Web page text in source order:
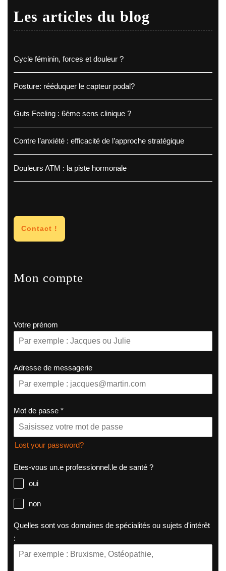
Les articles du blog
Cycle féminin, forces et douleur ?
Posture: rééduquer le capteur podal?
Guts Feeling : 6ème sens clinique ?
Contre l’anxiété : efficacité de l’approche stratégique
Douleurs ATM : la piste hormonale
Contact !
Mon compte
Votre prénom
Adresse de messagerie
Mot de passe *
Lost your password?
Etes-vous un.e professionnel.le de santé ?
oui
non
Quelles sont vos domaines de spécialités ou sujets d'intérêt
: